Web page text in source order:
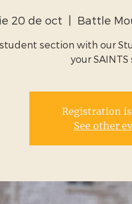
20 de oct Battle
section with our
your SAINTS
Registration is
See other